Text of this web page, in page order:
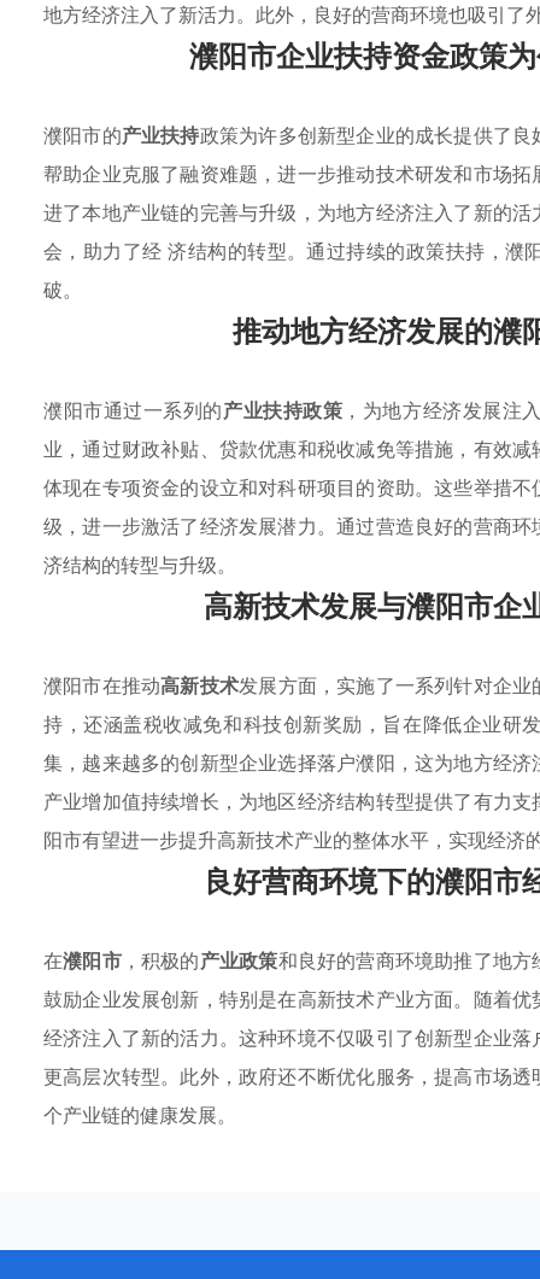
地方经济注入了新活力。此外，良好的营商环境也吸引了
濮阳市企业扶持资金政策
濮阳市的产业扶持政策为许多创新型企业的成长提供了
帮助企业克服了融资难题，进一步推动技术研发和市场
进了本地产业链的完善与升级，为地方经济注入了新的
会，助力了经 济结构的转型。通过持续的政策扶持，
破。
推动地方经济发展的濮
濮阳市通过一系列的产业扶持政策 ，为地方经济发展注
业，通过财政补贴、贷款优惠和税收减免等措施，有效
体现在专项资金的设立和对科研项目的资助。这些举措
级，进一步激活了经济发展潜力。通过营造良好的营商
济结构的转型与升级。
高新技术发展与濮阳市企
濮阳市在推动高新技术发展方面，实施了一系列针对企业
持，还涵盖税收减免和科技创新奖励，旨在降低企业研
集，越来越多的创新型企业选择落户濮阳，这为地方经
产业增加值持续增长，为地区经济结构转型提供了有力
阳市有望进一步提升高新技术产业的整体水平，实现经济
良好营商环境下的濮阳市
在濮阳市，积极的产业政策和良好的营商环境助推了地
鼓励企业发展创新，特别是在高新技术产业方面。随着
经济注入了新的活力。这种环境不仅吸引了创新型企业
更高层次转型。此外，政府还不断优化服务，提高市场
个产业链的健康发展。